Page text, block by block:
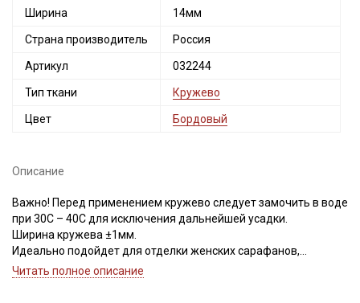
Ширина 14мм
Страна производитель Россия
Артикул 032244
Тип ткани Кружево
Цвет Бордовый
Описание
Важно! Перед применением кружево следует замочить в воде
при 30С – 40С для исключения дальнейшей усадки.
Ширина кружева ±1мм.
Идеально подойдет для отделки женских сарафанов,
платьев, юбок, рукавов.
Читать полное описание